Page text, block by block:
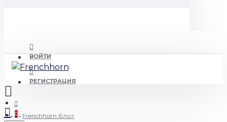
ВОЙТИ
РЕГИСТРАЦИЯ
0
Frenchhorn блог